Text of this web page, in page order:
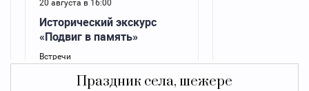
Праздник села, шежере